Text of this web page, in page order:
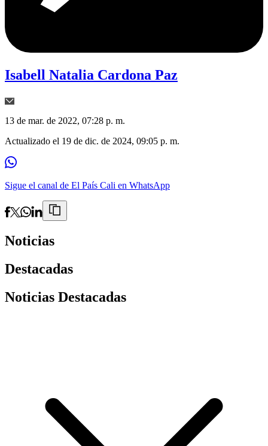
Isabell Natalia Cardona Paz
13 de mar. de 2022, 07:28 p. m.
Actualizado el 19 de dic. de 2024, 09:05 p. m.
Sigue el canal de El País Cali en WhatsApp
Noticias
Destacadas
Noticias Destacadas